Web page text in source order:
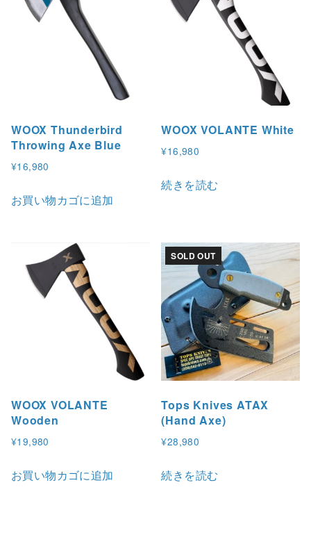
WOOX Thunderbird
Throwing Axe Blue
¥16,980
お買い物カゴに追加
WOOX VOLANTE White
¥16,980
続きを読む
WOOX VOLANTE
Wooden
¥19,980
お買い物カゴに追加
SOLD OUT
Tops Knives ATAX
(Hand Axe)
¥28,980
続きを読む